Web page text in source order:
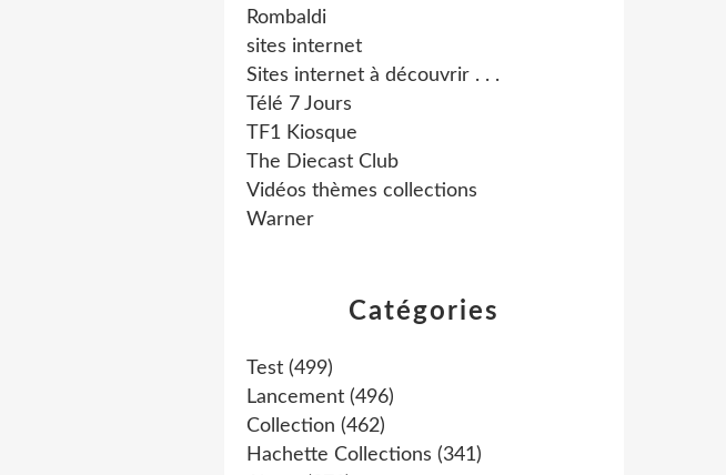
Catégories
Test (499)
Lancement (496)
Collection (462)
Hachette Collections (341)
Rombaldi
sites internet
Sites internet à découvrir . . .
Télé 7 Jours
TF1 Kiosque
The Diecast Club
Vidéos thèmes collections
Warner